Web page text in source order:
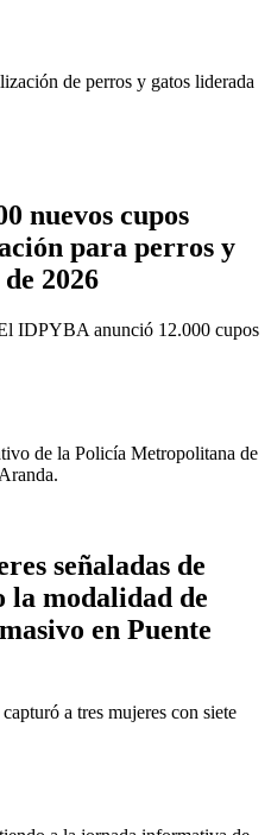
nuevos cupos
para perros y
2026
IDPYBA anunció 12.000 cupos
señaladas de
modalidad de
en Puente
a tres mujeres con siete